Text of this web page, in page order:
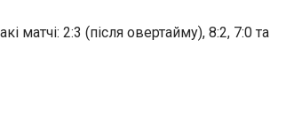
матчі: 2:3 (після овертайму), 8:2, 7:0 та